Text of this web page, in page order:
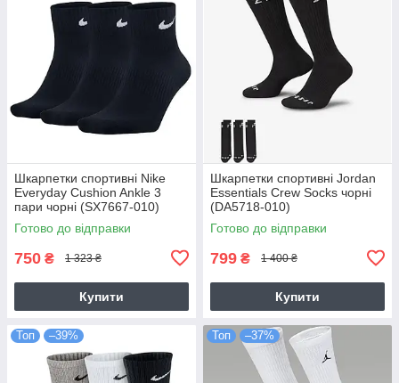
Шкарпетки спортивні Nike
Everyday Cushion Ankle 3
пари чорні (SX7667-010)
Готово до відправки
750 ₴ 1 323 ₴
Купити
Шкарпетки спортивні Jordan
Essentials Crew Socks чорні
(DA5718-010)
Готово до відправки
799 ₴ 1 400 ₴
Купити
Топ –39% Топ –37%